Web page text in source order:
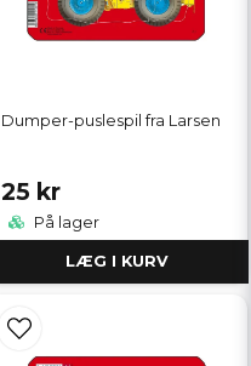
Dumper-puslespil fra Larsen
25 kr
På lager
LÆG I KURV